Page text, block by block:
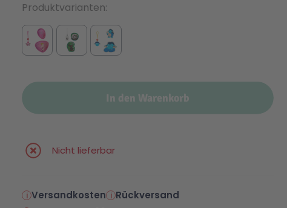
In den Warenkorb
Nicht lieferbar
Produktvarianten
Versandkosten
Rückversand